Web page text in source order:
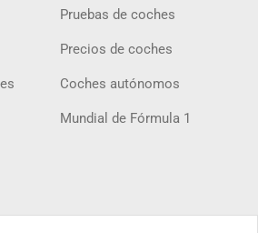
Pruebas de coches
Precios de coches
Coches autónomos
Mundial de Fórmula 1